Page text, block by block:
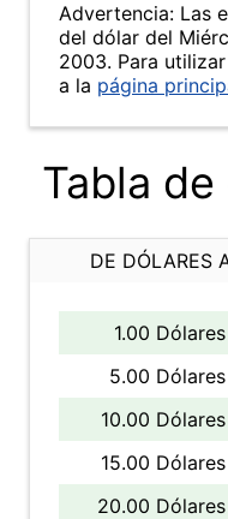
Advertencia: Las
del dólar del
2003. Para
a la página
Tabla
DE DÓLARES
1.00 Dólares
5.00 Dólares
10.00 Dólares
15.00 Dólares
20.00 Dólares